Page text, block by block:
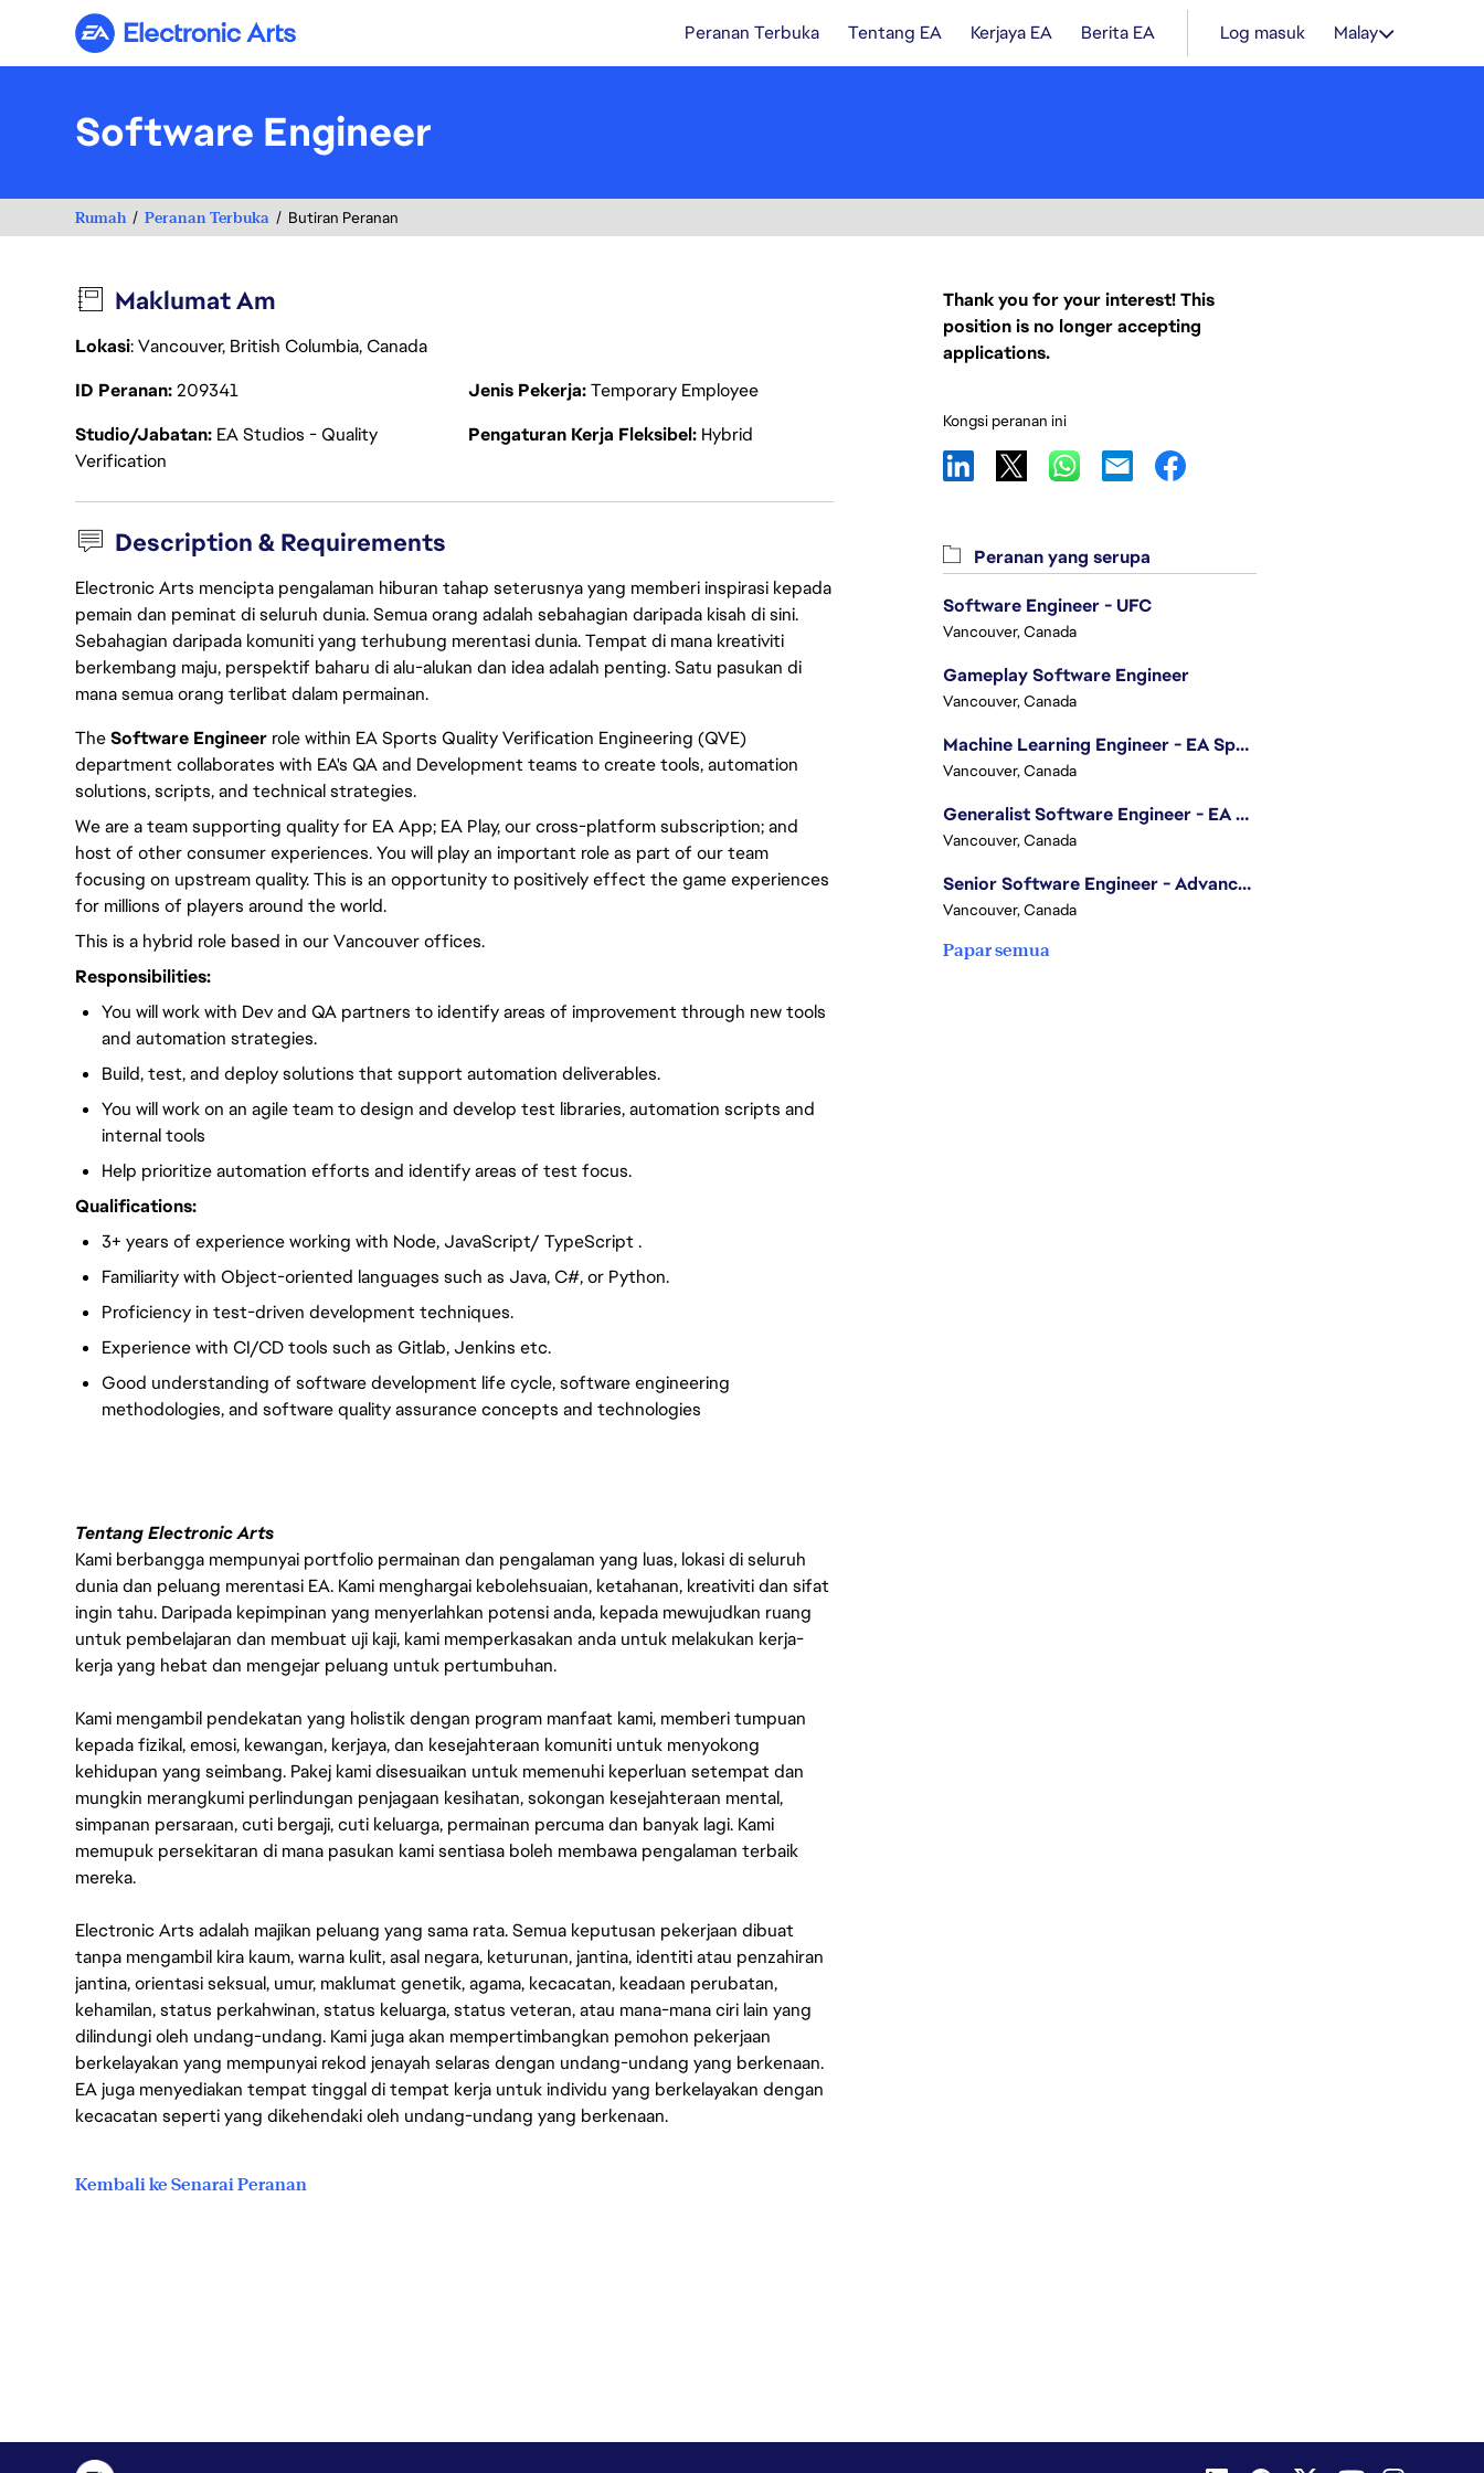
Electronic Arts Peranan Terbuka Tentang EA Kerjaya EA Berita EA Log masuk Malay
Software Engineer
Rumah Peranan Terbuka Butiran Peranan
Maklumat Am
Lokasi: Vancouver, British Columbia, Canada
ID Peranan209341 Jenis Pekerja Temporary Employee
Studio/Jabatan EA Studios - Quality
Verification
Pengaturan Kerja Fleksibel Hybrid
Description & Requirements
Electronic Arts mencipta pengalaman hiburan tahap seterusnya yang memberi inspirasi kepada
pemain dan peminat di seluruh dunia. Semua orang adalah sebahagian daripada kisah di sini.
Sebahagian daripada komuniti yang terhubung merentasi dunia. Tempat di mana kreativiti
berkembang maju, perspektif baharu di alu-alukan dan idea adalah penting. Satu pasukan di
mana semua orang terlibat dalam permainan.
TheSoftware Engineer role within EA Sports Quality Verification Engineering (QVE)
department collaborates with EA's QA and Development teams to create tools, automation
solutions, scripts, and technical strategies.
We are a team supporting quality for EA App; EA Play, our cross-platform subscription; and
host of other consumer experiences. You will play an important role as part of our team
focusing on upstream quality. This is an opportunity to positively effect the game experiences
for millions of players around the world.
This is a hybrid role based in our Vancouver offices.
Responsibilities:
You will work with Dev and QA partners to identify areas of improvement through new tools
and automation strategies.
Build, test, and deploy solutions that support automation deliverables.
You will work on an agile team to design and develop test libraries, automation scripts and
internal tools
Help prioritize automation efforts and identify areas of test focus.
Qualifications:
3+ years of experience working with Node, JavaScript/ TypeScript .
Familiarity with Object-oriented languages such as Java, C#, or Python.
Proficiency in test-driven development techniques.
Experience with CI/CD tools such as Gitlab, Jenkins etc.
Good understanding of software development life cycle, software engineering
methodologies, and software quality assurance concepts and technologies
Tentang Electronic Arts
Kami berbangga mempunyai portfolio permainan dan pengalaman yang luas, lokasi di seluruh
dunia dan peluang merentasi EA. Kami menghargai kebolehsuaian, ketahanan, kreativiti dan sifat
ingin tahu. Daripada kepimpinan yang menyerlahkan potensi anda, kepada mewujudkan ruang
untuk pembelajaran dan membuat uji kaji, kami memperkasakan anda untuk melakukan kerja-
kerja yang hebat dan mengejar peluang untuk pertumbuhan.
Kami mengambil pendekatan yang holistik dengan program manfaat kami, memberi tumpuan
kepada fizikal, emosi, kewangan, kerjaya, dan kesejahteraan komuniti untuk menyokong
kehidupan yang seimbang. Pakej kami disesuaikan untuk memenuhi keperluan setempat dan
mungkin merangkumi perlindungan penjagaan kesihatan, sokongan kesejahteraan mental,
simpanan persaraan, cuti bergaji, cuti keluarga, permainan percuma dan banyak lagi. Kami
memupuk persekitaran di mana pasukan kami sentiasa boleh membawa pengalaman terbaik
mereka.
Electronic Arts adalah majikan peluang yang sama rata. Semua keputusan pekerjaan dibuat
tanpa mengambil kira kaum, warna kulit, asal negara, keturunan, jantina, identiti atau penzahiran
jantina, orientasi seksual, umur, maklumat genetik, agama, kecacatan, keadaan perubatan,
kehamilan, status perkahwinan, status keluarga, status veteran, atau mana-mana ciri lain yang
dilindungi oleh undang-undang. Kami juga akan mempertimbangkan pemohon pekerjaan
berkelayakan yang mempunyai rekod jenayah selaras dengan undang-undang yang berkenaan.
EA juga menyediakan tempat tinggal di tempat kerja untuk individu yang berkelayakan dengan
kecacatan seperti yang dikehendaki oleh undang-undang yang berkenaan.
Kembali ke Senarai Peranan
Thank you for your interest! This
position is no longer accepting
applications.
Kongsi peranan ini
Peranan yang serupa
Software Engineer - UFC
Vancouver, Canada
Gameplay Software Engineer
Vancouver, Canada
Machine Learning Engineer - EA Sports FC
Vancouver, Canada
Generalist Software Engineer - EA Sports FC
Vancouver, Canada
Senior Software Engineer - Advanced Technology Group
Vancouver, Canada
Papar semua